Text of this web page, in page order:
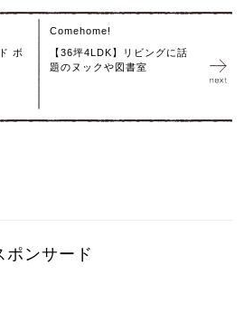
ボ
Comehome!
【36坪4LDK】リビングに話
題のヌックや図書室
ポンサード